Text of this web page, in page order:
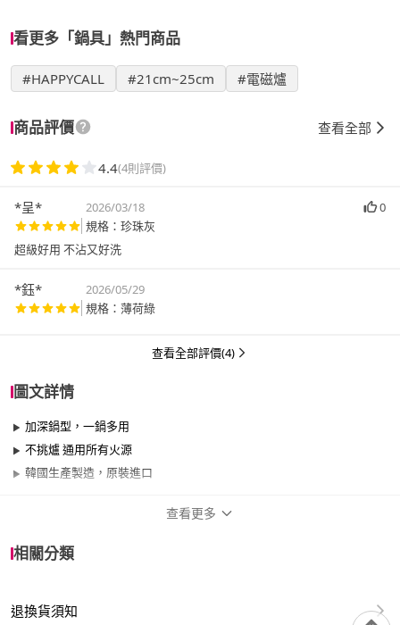
看更多「鍋具」熱門商品
#HAPPYCALL #21cm~25cm #電磁爐
商品評價 查看全部
4.4(4則評價)
*呈* 2026/03/18
0
規格：珍珠灰
超級好用 不沾又好洗
*鈺*
2026/05/29
規格：薄荷綠
查看全部評價(4)
圖文詳情
加深鍋型，一鍋多用
不挑爐 通用所有火源
韓國生產製造，原裝進口
尺寸
查看更多
相關分類
退換貨須知